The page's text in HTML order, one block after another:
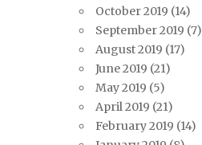
October 2019 (14)
September 2019 (7)
August 2019 (17)
June 2019 (21)
May 2019 (5)
April 2019 (21)
February 2019 (14)